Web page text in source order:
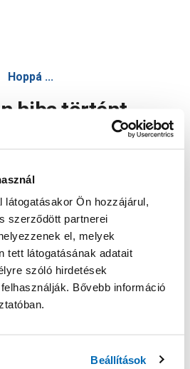
látogatásakor Ön hozzájárul,
szerződött partnerei
el, melyek
tett látogatásának adatait
szóló hirdetések
Bővebb információ
Beállítások
Hoppá ...
hiba történt
újratöltése